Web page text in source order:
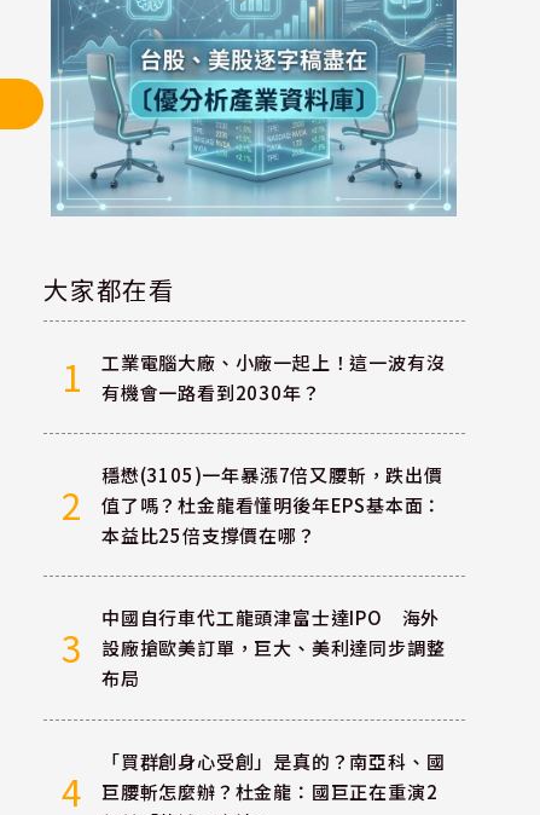
大家都在看
1
工業電腦大廠、小廠一起上！這一波有沒
有機會一路看到2030年？
2
穩懋(3105)一年暴漲7倍又腰斬，跌出價
值了嗎？杜金龍看懂明後年EPS基本面：
本益比25倍支撐價在哪？
3
中國自行車代工龍頭津富士達IPO 海外
設廠搶歐美訂單，巨大、美利達同步調整
布局
4
「買群創身心受創」是真的？南亞科、國
巨腰斬怎麼辦？杜金龍：國巨正在重演2